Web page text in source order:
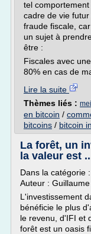
tel
cadre de vie
fraude fiscale,
un sujet à
être :
Fiscales avec
80% en cas de
Lire la suite
Thèmes liés :
en bitcoin /
bitcoins / bitcoin
La forêt, un
la valeur est
Dans la catégorie
Auteur :
L'investissement
bénéficie le plus
le revenu, d'IFI et
forêt est un oasis